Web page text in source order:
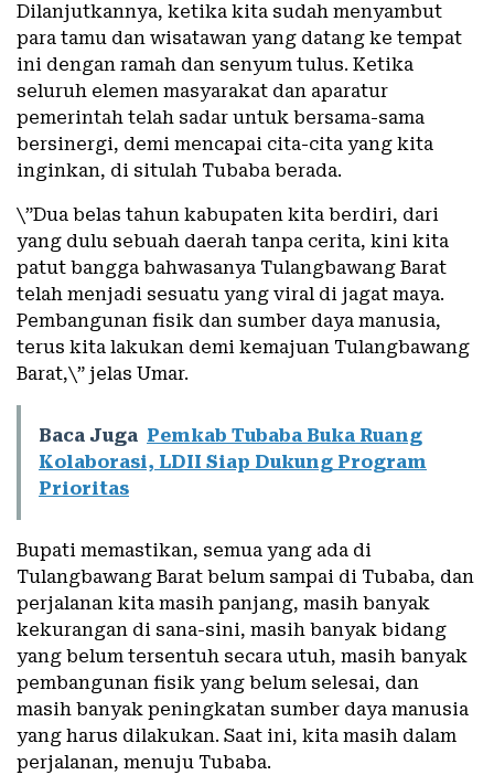
Dilanjutkannya, ketika kita sudah menyambut
para tamu dan wisatawan yang datang ke tempat
ini dengan ramah dan senyum tulus. Ketika
seluruh elemen masyarakat dan aparatur
pemerintah telah sadar untuk bersama-sama
bersinergi, demi mencapai cita-cita yang kita
inginkan, di situlah Tubaba berada.
\”Dua belas tahun kabupaten kita berdiri, dari
yang dulu sebuah daerah tanpa cerita, kini kita
patut bangga bahwasanya Tulangbawang Barat
telah menjadi sesuatu yang viral di jagat maya.
Pembangunan fisik dan sumber daya manusia,
terus kita lakukan demi kemajuan Tulangbawang
Barat,\” jelas Umar.
Baca Juga Pemkab Tubaba Buka Ruang
Kolaborasi, LDII Siap Dukung Program
Prioritas
Bupati memastikan, semua yang ada di
Tulangbawang Barat belum sampai di Tubaba, dan
perjalanan kita masih panjang, masih banyak
kekurangan di sana-sini, masih banyak bidang
yang belum tersentuh secara utuh, masih banyak
pembangunan fisik yang belum selesai, dan
masih banyak peningkatan sumber daya manusia
yang harus dilakukan. Saat ini, kita masih dalam
perjalanan, menuju Tubaba.